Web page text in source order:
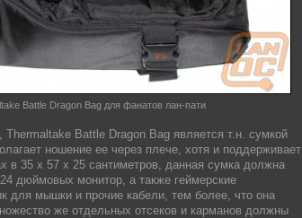
Battle Dragon Bag для фанатов лан-пати
Battle Dragon Bag является т.н. сумкой
ношение ее через плече, хотя и поддерживает
в 35 x 57 x 25 сантиметров, данная сумка должна
дюймовых монитор, а также геймерские
для мышки и прочие кабели, тем более, что она
же отдельных отсеков и карманов должны